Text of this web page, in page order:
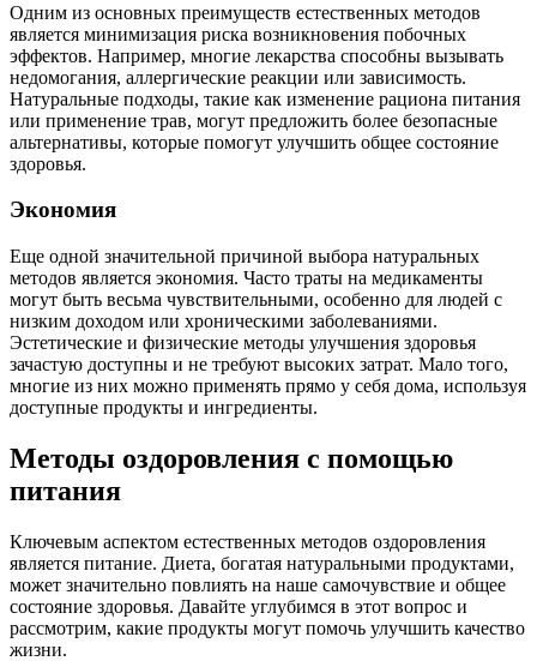
Одним из основных преимуществ естественных методов
является минимизация риска возникновения побочных
эффектов. Например, многие лекарства способны вызывать
недомогания, аллергические реакции или зависимость.
Натуральные подходы, такие как изменение рациона питания
или применение трав, могут предложить более безопасные
альтернативы, которые помогут улучшить общее состояние
здоровья.
Экономия
Еще одной значительной причиной выбора натуральных
методов является экономия. Часто траты на медикаменты
могут быть весьма чувствительными, особенно для людей с
низким доходом или хроническими заболеваниями.
Эстетические и физические методы улучшения здоровья
зачастую доступны и не требуют высоких затрат. Мало того,
многие из них можно применять прямо у себя дома, используя
доступные продукты и ингредиенты.
Методы оздоровления с помощью
питания
Ключевым аспектом естественных методов оздоровления
является питание. Диета, богатая натуральными продуктами,
может значительно повлиять на наше самочувствие и общее
состояние здоровья. Давайте углубимся в этот вопрос и
рассмотрим, какие продукты могут помочь улучшить качество
жизни.